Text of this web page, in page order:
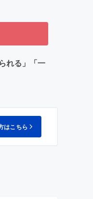
れる」「一
はこちら